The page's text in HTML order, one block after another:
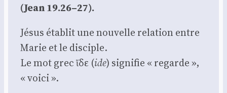
(Jean 19.26–27).
Jésus éta­blit une nou­velle rela­tion entre
Marie et le dis­ciple.
Le mot grec ἴδε (ide) signi­fie « regarde »,
« voi­ci ».